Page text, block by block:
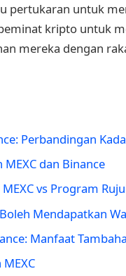
pertukaran untuk
kripto untuk
mereka dengan
Perbandingan
dan Binance
vs Program
Mendapatkan
Manfaat